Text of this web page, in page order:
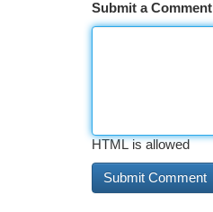
Submit a Comment
HTML is allowed